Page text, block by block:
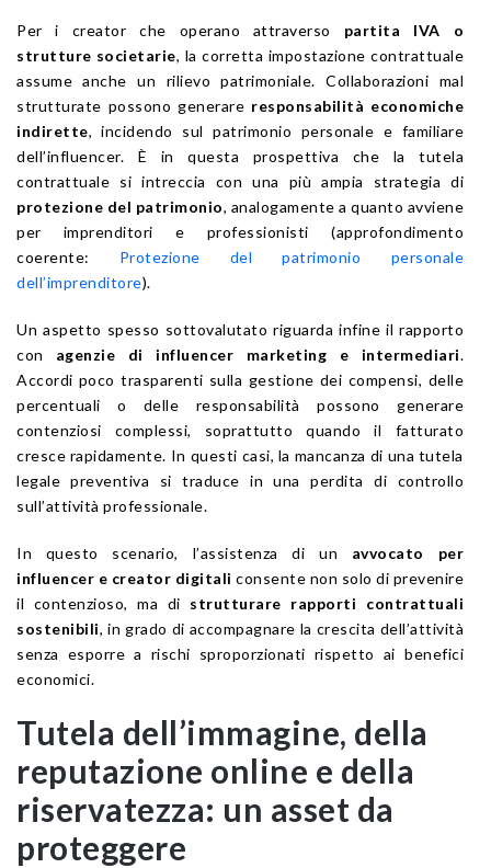
Per i creator che operano attraverso partita IVA o
strutture societarie, la corretta impostazione contrattuale
assume anche un rilievo patrimoniale. Collaborazioni mal
strutturate possono generare responsabilità economiche
indirette, incidendo sul patrimonio personale e familiare
dell’influencer. È in questa prospettiva che la tutela
contrattuale si intreccia con una più ampia strategia di
protezione del patrimonio, analogamente a quanto avviene
per imprenditori e professionisti (approfondimento
coerente: Protezione del patrimonio personale
dell’imprenditore).
Un aspetto spesso sottovalutato riguarda infine il rapporto
con agenzie di influencer marketing e intermediari.
Accordi poco trasparenti sulla gestione dei compensi, delle
percentuali o delle responsabilità possono generare
contenziosi complessi, soprattutto quando il fatturato
cresce rapidamente. In questi casi, la mancanza di una tutela
legale preventiva si traduce in una perdita di controllo
sull’attività professionale.
In questo scenario, l’assistenza di un avvocato per
influencer e creator digitali consente non solo di prevenire
il contenzioso, ma di strutturare rapporti contrattuali
sostenibili, in grado di accompagnare la crescita dell’attività
senza esporre a rischi sproporzionati rispetto ai benefici
economici.
Tutela dell’immagine, della
reputazione online e della
riservatezza: un asset da
proteggere